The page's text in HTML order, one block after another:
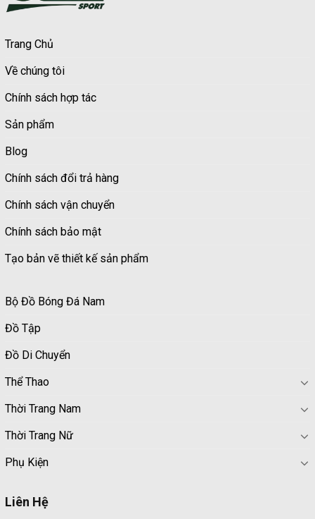
Trang Chủ
Về chúng tôi
Chính sách hợp tác
Sản phẩm
Blog
Chính sách đổi trả hàng
Chính sách vận chuyển
Chính sách bảo mật
Tạo bản vẽ thiết kế sản phẩm
Bộ Đồ Bóng Đá Nam
Đồ Tập
Đồ Di Chuyển
Thể Thao
Thời Trang Nam
Thời Trang Nữ
Phụ Kiện
Liên Hệ